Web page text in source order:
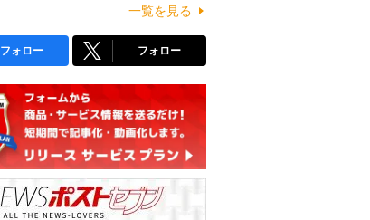
一覧を見る
フォロー フォロー